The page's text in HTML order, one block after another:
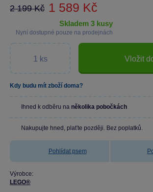
2 199 Kč 1 589 Kč
skladem 3 kusy
Nyní dostupné pouze na prodejnách
Vložit
Kdy budu mít zboží doma?
Ihned k odběru na několika pobočkách
Nakupujte hned, plaťte později. Bez poplatků.
Pohlídat psem
Výrobce:
LEGO®